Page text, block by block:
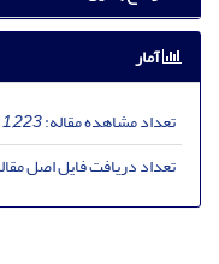
آمار
تعداد مشاهده مقاله:1,223
تعداد دریافت فایل اصل